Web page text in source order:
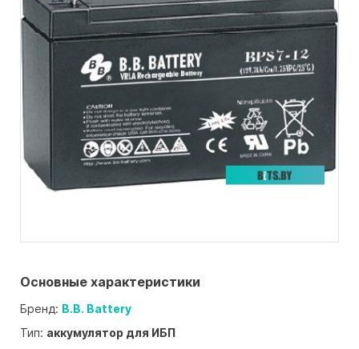
Основные характеристики
Бренд: B.B. Battery
Тип: аккумулятор для ИБП